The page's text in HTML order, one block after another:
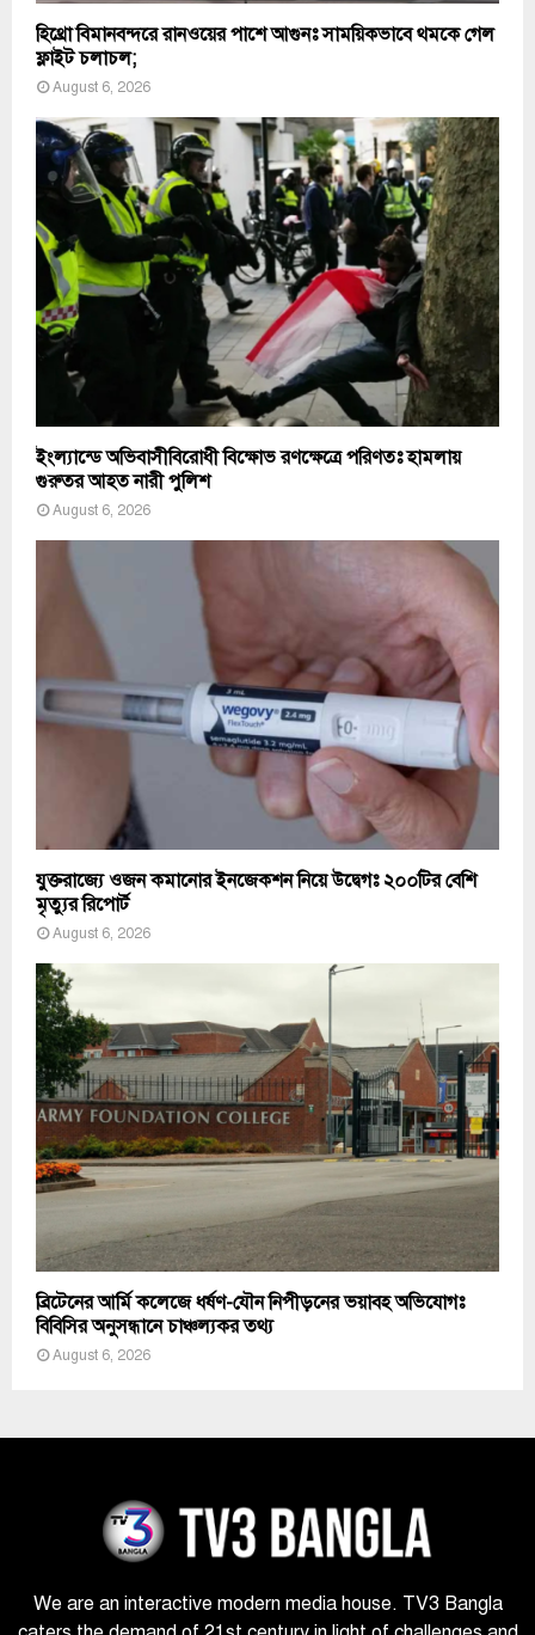
হিথ্রো বিমানবন্দরে রানওয়ের পাশে আগুনঃ সাময়িকভাবে থমকে গেল
ফ্লাইট চলাচল;
August 6, 2026
ইংল্যান্ডে অভিবাসীবিরোধী বিক্ষোভ রণক্ষেত্রে পরিণতঃ হামলায়
গুরুতর আহত নারী পুলিশ
August 6, 2026
যুক্তরাজ্যে ওজন কমানোর ইনজেকশন নিয়ে উদ্বেগঃ ২০০টির বেশি
মৃত্যুর রিপোর্ট
August 6, 2026
ব্রিটেনের আর্মি কলেজে ধর্ষণ-যৌন নিপীড়নের ভয়াবহ অভিযোগঃ
বিবিসির অনুসন্ধানে চাঞ্চল্যকর তথ্য
August 6, 2026
We are an interactive modern media house. TV3 Bangla